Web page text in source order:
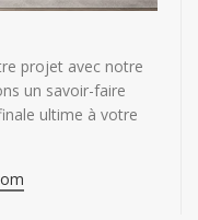
projet avec notre
un savoir-faire
ultime à votre